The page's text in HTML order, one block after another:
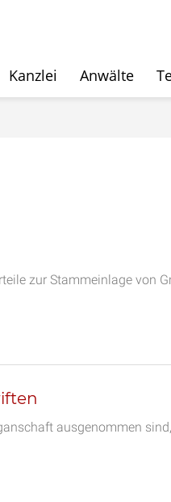
Kanzlei Anwälte
zur Stammeinlage von
ausgenommen